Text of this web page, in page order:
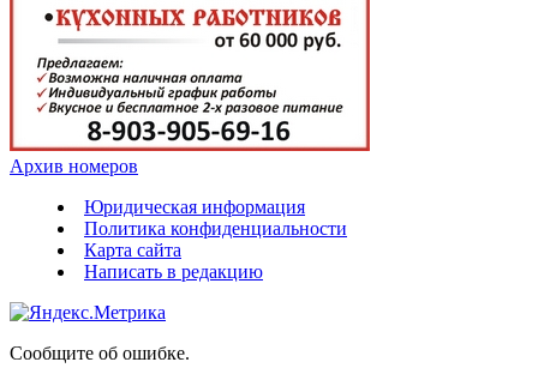
Архив номеров
Юридическая информация
Политика конфиденциальности
Карта сайта
Написать в редакцию
Сообщите об ошибке.